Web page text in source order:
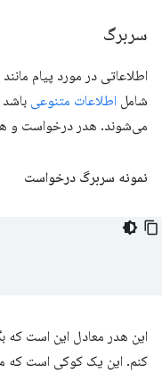
سربرگ
اطلاعاتی در مورد پیام
شامل اطلاعات متنوعی
می‌شوند. هدر درخواست و
نمونه سربرگ درخواست
کنم. این یک کوکی است که